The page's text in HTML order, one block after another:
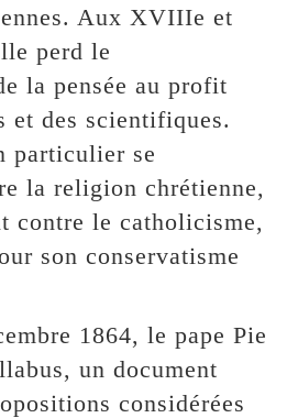
Aux XVIIIe et
perd le
la pensée au profit
et des scientifiques.
particulier se
la religion chrétienne,
contre le catholicisme,
son conservatisme
1864, le pape Pie
un document
considérées